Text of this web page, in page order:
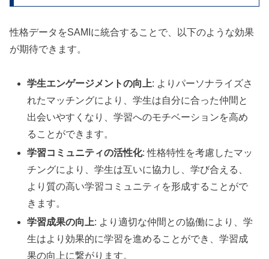
性格データをSAMIに統合することで、以下のような効果
が期待できます。
学生エンゲージメントの向上: よりパーソナライズさ
れたマッチングにより、学生は自分に合った仲間と
出会いやすくなり、学習へのモチベーションを高め
ることができます。
学習コミュニティの活性化: 性格特性を考慮したマッ
チングにより、学生は互いに協力し、学び合える、
より質の高い学習コミュニティを形成することがで
きます。
学習成果の向上: より適切な仲間との協働により、学
生はより効果的に学習を進めることができ、学習成
果の向上に繋がります。